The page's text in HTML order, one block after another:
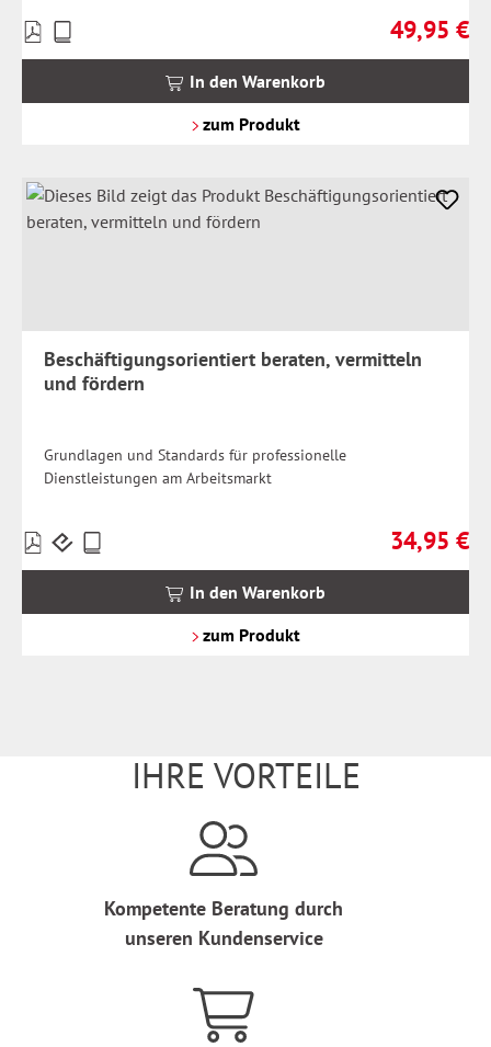
Regulärer
49,95 €
Preise
inkl.
In den Warenkorb
zum Produkt
Beschäftigungsorientiert beraten, vermitteln
und fördern
Grundlagen und Standards für professionelle
Dienstleistungen am Arbeitsmarkt
Regulärer
34,95 €
Preise
inkl.
In den Warenkorb
zum Produkt
IHRE VORTEILE
Kompetente Beratung durch
unseren Kundenservice